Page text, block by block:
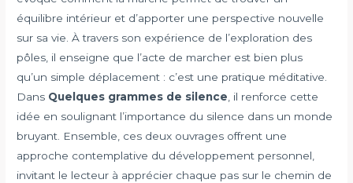
équilibre intérieur et d’apporter une perspective nouvelle
sur sa vie. À travers son expérience de l’exploration des
pôles, il enseigne que l’acte de marcher est bien plus
qu’un simple déplacement : c’est une pratique méditative.
Dans Quelques grammes de silence, il renforce cette
idée en soulignant l’importance du silence dans un monde
bruyant. Ensemble, ces deux ouvrages offrent une
approche contemplative du développement personnel,
invitant le lecteur à apprécier chaque pas sur le chemin de